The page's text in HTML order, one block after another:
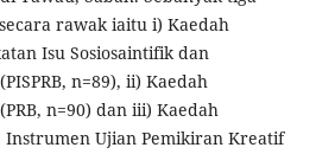
rawak iaitu i) Kaedah
Isu Sosiosaintifik dan
n=89), ii) Kaedah
n=90) dan iii) Kaedah
Instrumen Ujian Pemikiran Kreatif